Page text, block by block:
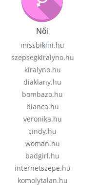
Női
missbikini.hu
szepsegkiralyno.hu
kiralyno.hu
diaklany.hu
bombazo.hu
bianca.hu
veronika.hu
cindy.hu
woman.hu
badgirl.hu
internetszepe.hu
komolytalan.hu